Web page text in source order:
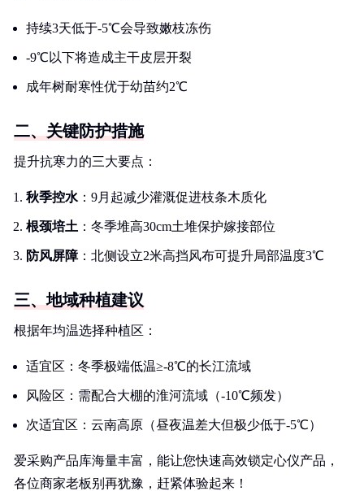
持续3天低于-5℃会导致嫩枝冻伤
-9℃以下将造成主干皮层开裂
成年树耐寒性优于幼苗约2℃
二、关键防护措施
提升抗寒力的三大要点：
秋季控水 ：9月起减少灌溉促进枝条木质化
根颈培土 ：冬季堆高30cm土堆保护嫁接部位
防风屏障：北侧设立2米高挡风布可提升局部温度3℃
三、地域种植建议
根据年均温选择种植区：
适宜区：冬季极端低温≥-8℃的长江流域
风险区：需配合大棚的淮河流域（-10℃频发）
次适宜区：云南高原（昼夜温差大但极少低于-5℃）
爱采购产品库海量丰富，能让您快速高效锁定心仪产品，
各位商家老板别再犹豫，赶紧体验起来！